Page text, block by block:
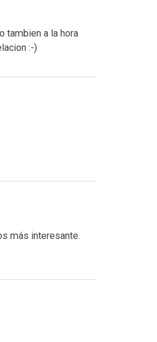
tambien a la hora
:-)
más interesante.